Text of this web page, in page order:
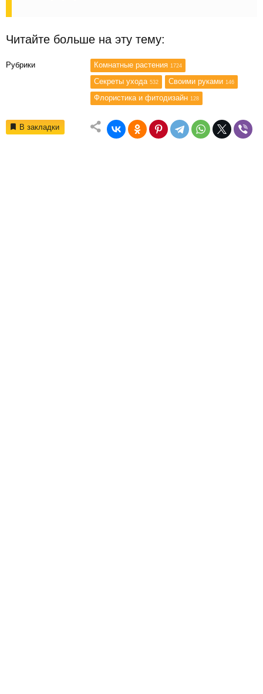
Читайте больше на эту тему:
Рубрики Комнатные растения 1724
Секреты ухода 532 Своими руками 146
Флористика и фитодизайн 128
В закладки